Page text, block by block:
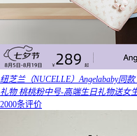
纽芝兰（NUCELLE）Angelababy同
礼物 桃桃粉中号-高端生日礼物送女
2000条评价